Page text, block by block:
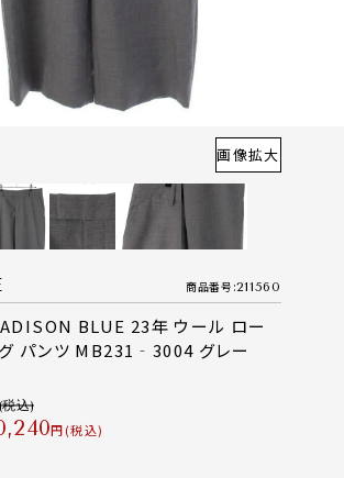
画像拡大
商品番号 211560
BLUE 23年 ウール ロー
グ パンツ MB231‐3004 グレー
税込